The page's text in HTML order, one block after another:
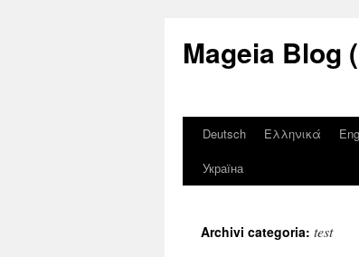
Mageia Blog
Deutsch Ελληνικά
Україна
Archivi categoria: test